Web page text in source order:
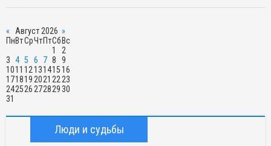
« Август 2026 »
ПнВтСрЧтПтСб Вс
1
2
3 4 5 6 7 8
9
1011 1213141516
171819 2021 22 23
242526 27282930
31
Люди и судьбы